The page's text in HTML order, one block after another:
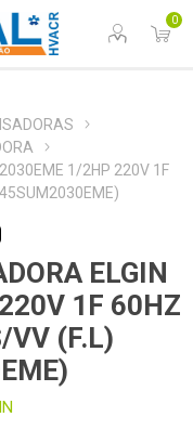
0
1/2HP 220V 1F
ELGIN
1F 60HZ
VV (F.L)